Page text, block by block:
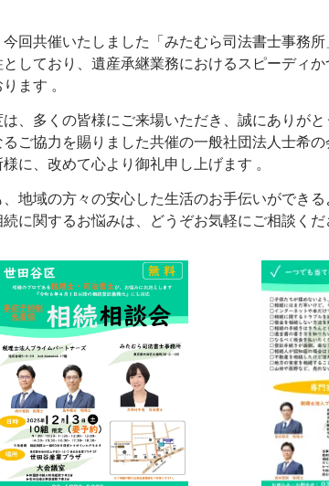
今回共催いたしました「みたむら司法書士事務
しており、遺産承継業務におけるスピーディ
ります 。
は、多くの皆様にご来場いただき、誠にありがと
るご協力を賜りました共催の一般社団法人士希
に、改めて心より御礼申し上げます 。
地域の方々の安心した生活のお手伝いができる
に関するお悩みは、どうぞお気軽にご相談くだ